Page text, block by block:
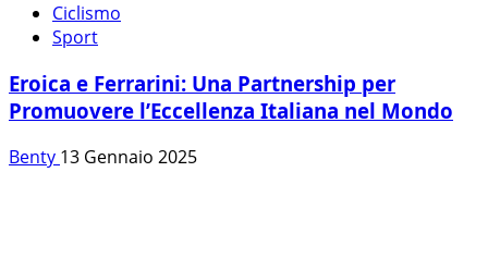
Ciclismo
Sport
Eroica e Ferrarini: Una Partnership per
Promuovere l’Eccellenza Italiana nel Mondo
Benty 13 Gennaio 2025